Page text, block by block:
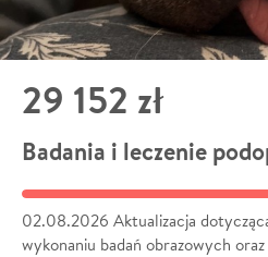
29 152 zł
Badania i leczenie
02.08.2026 Aktualizacja
wykonaniu badań obrazowych